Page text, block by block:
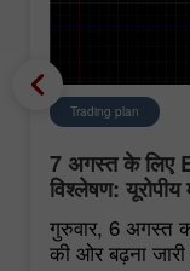
Trading plan
7 अगस्त के लिए
विश्लेषण: यूरोपीय
गुरुवार, 6 अगस्त
की ओर बढ़ना